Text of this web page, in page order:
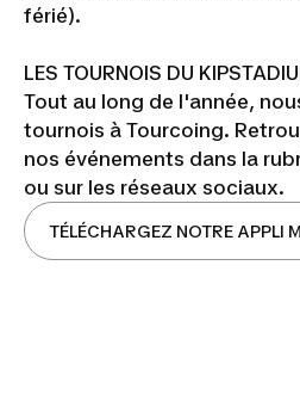
férié).
LES TOURNOIS DU
Tout au long de l'année,
tournois à Tourcoing.
nos événements dans la
ou sur les réseaux sociaux.
TÉLÉCHARGEZ NOTRE APPLI